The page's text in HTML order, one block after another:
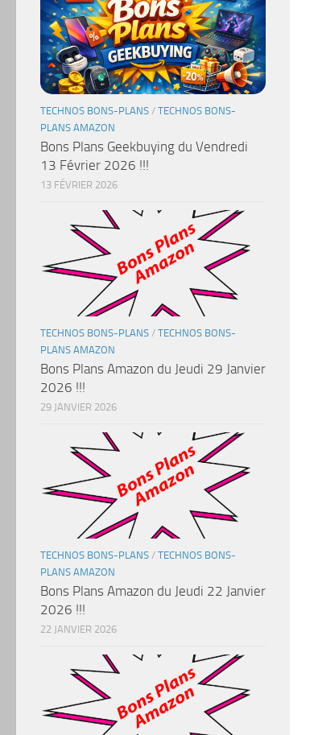
TECHNOS BONS-PLANS / TECHNOS BONS-
PLANS AMAZON
Bons Plans Geekbuying du Vendredi
13 Février 2026 !!!
13 FÉVRIER 2026
TECHNOS BONS-PLANS / TECHNOS BONS-
PLANS AMAZON
Bons Plans Amazon du Jeudi 29 Janvier
2026 !!!
29 JANVIER 2026
TECHNOS BONS-PLANS / TECHNOS BONS-
PLANS AMAZON
Bons Plans Amazon du Jeudi 22 Janvier
2026 !!!
22 JANVIER 2026